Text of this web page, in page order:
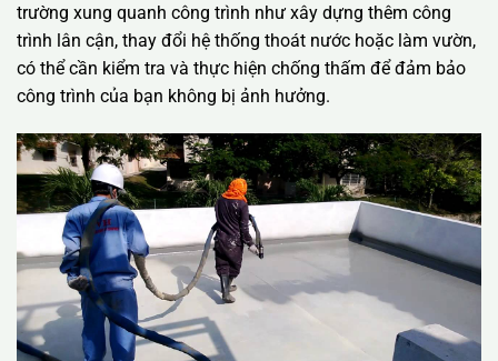
trường xung quanh công trình như xây dựng thêm công
trình lân cận, thay đổi hệ thống thoát nước hoặc làm vườn,
có thể cần kiểm tra và thực hiện chống thấm để đảm bảo
công trình của bạn không bị ảnh hưởng.